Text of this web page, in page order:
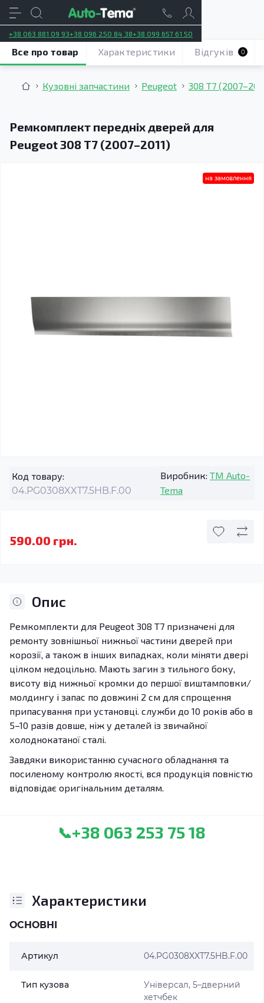
+38 063 881 09 93+38 096 250 84 38+38 099 657 61 50
Кузовні запчастини Peugeot 308 T7
Ремкомплект передніх дверей для
Peugeot 308 T7 (2007–2011)
Все про товар Характеристики Відгуків 0
на замовлення
Код товару:
04.PG0308XXT7.5HB.F.00
Виробник: TM Auto-
Tema
590.00 грн.
Опис
Ремкомплекти для Peugeot 308 T7 призначені для
ремонту зовнішньої нижньої частини дверей при
корозії, а також в інших випадках, коли міняти двері
цілком недоцільно. Мають загин з тильного боку,
висоту від нижньої кромки до першої виштамповки/
молдингу і запас по довжині 2 см для спрощення
припасування при установці. служби до 10 років або в
5–10 разів довше, ніж у деталей із звичайної
холоднокатаної сталі.
Завдяки використанню сучасного обладнання та
посиленому контролю якості, вся продукція повністю
відповідає оригінальним деталям.
📞+38 063 253 75 18
Характеристики
ОСНОВНІ
Артикул 04.PG0308XXT7.5HB.F.00
Тип кузова
Універсал, 5–дверний
хетчбек